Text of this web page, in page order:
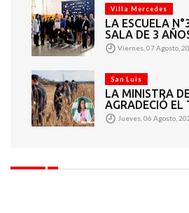
Villa Mercedes
LA ESCUELA
SALA DE 3
QUE PERMITEN
CICLO
Viernes, 07 Agosto,
San Luis
LA MINISTRA
AGRADECIÓ EL
DE 200
PARTICIPARON
Jueves, 06 Agosto,